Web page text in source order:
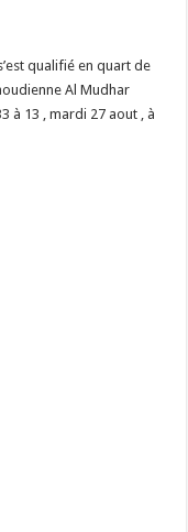
qualifié en quart de
Al Mudhar
à 13 , mardi 27 aout , à